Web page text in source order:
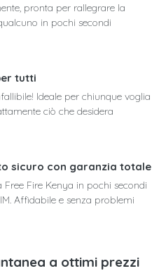
pronta per rallegrare la
in pochi secondi
tutti
Ideale per chiunque voglia
ciò che desidera
sicuro con garanzia totale
Free Fire Kenya in pochi secondi
Affidabile e senza problemi
a ottimi prezzi